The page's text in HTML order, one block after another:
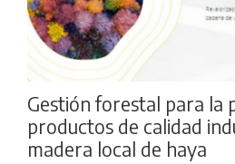
Gestión forestal para la
productos de calidad
madera local de haya